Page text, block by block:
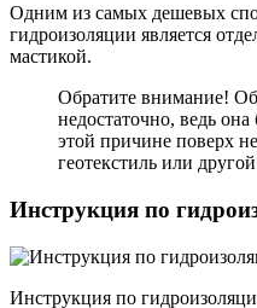
Одним из самых дешевых
гидроизоляции является
мастикой.
Обратите внимание!
недостаточно, ведь
этой причине поверх
геотекстиль или
Инструкция по
Инструкция по